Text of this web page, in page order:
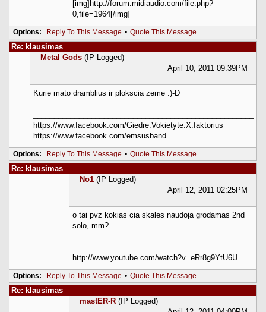
[img]http://forum.midiaudio.com/file.php?
0,file=1964[/img]
Options: Reply To This Message • Quote This Message
Re: klausimas
Metal Gods (IP Logged)
April 10, 2011 09:39PM
Kurie mato dramblius ir plokscia zeme :)-D
https://www.facebook.com/Giedre.Vokietyte.X.faktorius
https://www.facebook.com/emsusband
Options: Reply To This Message • Quote This Message
Re: klausimas
No1 (IP Logged)
April 12, 2011 02:25PM
o tai pvz kokias cia skales naudoja grodamas 2nd
solo, mm?
http://www.youtube.com/watch?v=eRr8g9YtU6U
Options: Reply To This Message • Quote This Message
Re: klausimas
mastER-R (IP Logged)